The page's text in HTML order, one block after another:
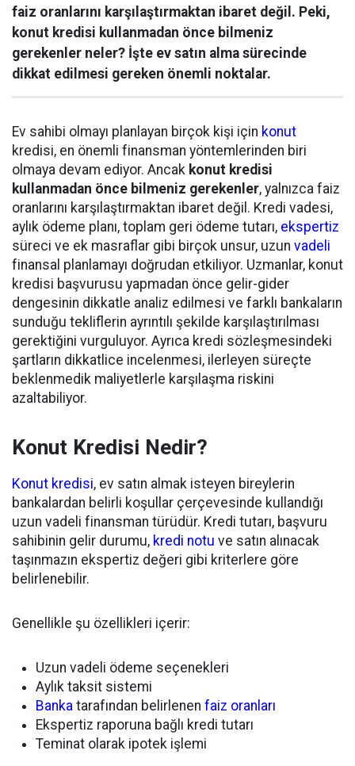
faiz oranlarını karşılaştırmaktan ibaret değil. Peki,
konut kredisi kullanmadan önce bilmeniz
gerekenler neler? İşte ev satın alma sürecinde
dikkat edilmesi gereken önemli noktalar.
Ev sahibi olmayı planlayan birçok kişi için konut
kredisi, en önemli finansman yöntemlerinden biri
olmaya devam ediyor. Ancak konut kredisi
kullanmadan önce bilmeniz gerekenler, yalnızca faiz
oranlarını karşılaştırmaktan ibaret değil. Kredi vadesi,
aylık ödeme planı, toplam geri ödeme tutarı, ekspertiz
süreci ve ek masraflar gibi birçok unsur, uzun vadeli
finansal planlamayı doğrudan etkiliyor. Uzmanlar, konut
kredisi başvurusu yapmadan önce gelir-gider
dengesinin dikkatle analiz edilmesi ve farklı bankaların
sunduğu tekliflerin ayrıntılı şekilde karşılaştırılması
gerektiğini vurguluyor. Ayrıca kredi sözleşmesindeki
şartların dikkatlice incelenmesi, ilerleyen süreçte
beklenmedik maliyetlerle karşılaşma riskini
azaltabiliyor.
Konut Kredisi Nedir?
Konut kredisi, ev satın almak isteyen bireylerin
bankalardan belirli koşullar çerçevesinde kullandığı
uzun vadeli finansman türüdür. Kredi tutarı, başvuru
sahibinin gelir durumu, kredi notu ve satın alınacak
taşınmazın ekspertiz değeri gibi kriterlere göre
belirlenebilir.
Genellikle şu özellikleri içerir:
Uzun vadeli ödeme seçenekleri
Aylık taksit sistemi
Banka tarafından belirlenen faiz oranları
Ekspertiz raporuna bağlı kredi tutarı
Teminat olarak ipotek işlemi